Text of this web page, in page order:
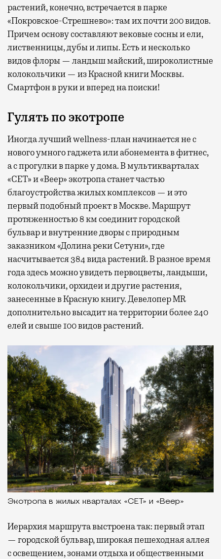
растений, конечно, встречается в парке
«Покровское-Стрешнево»: там ихпочти 200 видов.
Причем основу составляют вековые сосны и ели,
лиственницы, дубы и липы. Есть и несколько
видов флоры — ландыш майский, широколистные
колокольчики — из Красной книги Москвы.
Смартфон в руки и вперед на поиски!
Гулять по экотропе
Иногда лучший wellness-план начинается не с
нового умного гаджета или абонемента в фитнес,
а с прогулки в парке у дома. В мультикварталах
«СЕТ» и «Веер» экотропа станет частью
благоустройства жилых комплексов — и это
первый подобный проект в Москве. Маршрут
протяженностью 8 км соединит городской
бульвар и внутренние дворы с природным
заказником «Долина реки Сетуни», где
насчитывается 384 вида растений. В разное время
года здесь можно увидеть первоцветы, ландыши,
колокольчики, орхидеи и другие растения,
занесенные в Красную книгу. Девелопер MR
дополнительно высадит на территории более 240
елей и свыше 100 видов растений.
Экотропа в жилых кварталах «СЕТ» и «Веер»
Иерархия маршрута выстроена так: первый этап
— городской бульвар, широкая пешеходная аллея
с освещением, зонами отдыха и общественными